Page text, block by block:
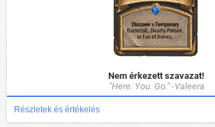
Nem érkezett szavazat!
"Here. You. Go." -Valeera
Részletek és értékelés